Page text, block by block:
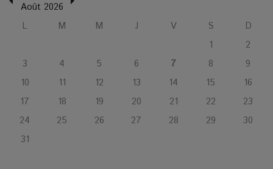
humaine
L’or blanc à la croisée des chemins : Rumilly interroge
l’avenir de la montagne française
La Femme de Ménage : Plongez dans le thriller
Août 2026
L
M M J V S
D
1
2
3
4 5 6 7 8
9
10
11 12 13 14 15
16
17
18 19 20 21 22
23
24
25 26 27 28 29
30
31